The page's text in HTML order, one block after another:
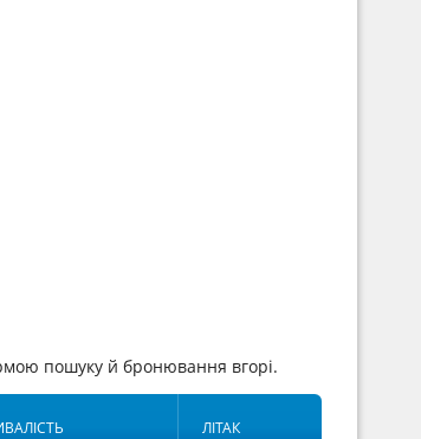
пошуку й бронювання вгорі.
ЛІТАК